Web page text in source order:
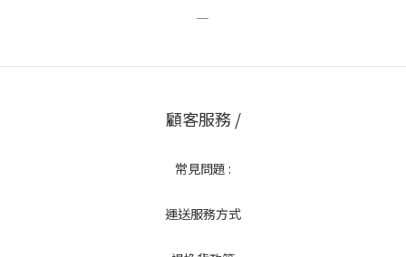
顧客服務 /
常見問題 :
運送服務方式